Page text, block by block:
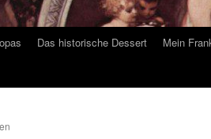
Das historische Dessert Mein